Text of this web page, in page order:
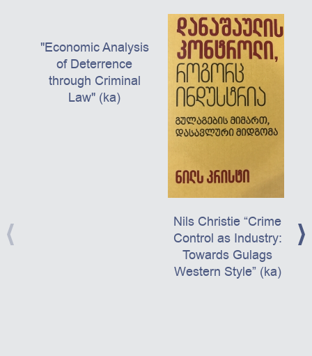
"Economic Analysis
of Deterrence
through Criminal
Law" (ka)
Nils Christie “Crime
Control as Industry:
Towards Gulags
Western Style” (ka)